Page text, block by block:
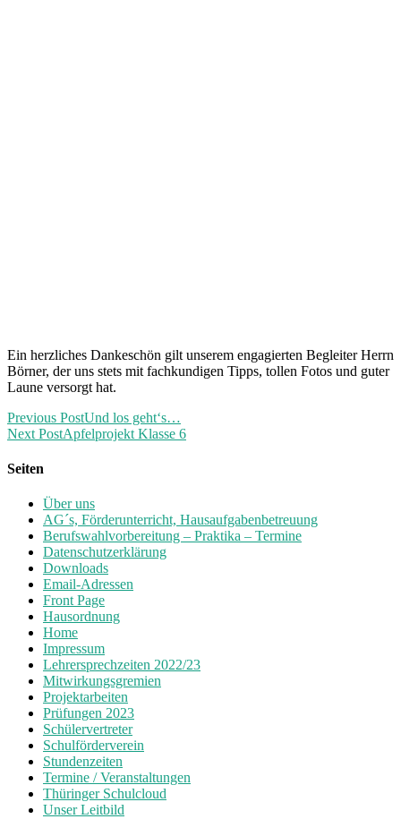
Ein herzliches Dankeschön gilt unserem engagierten Begleiter Herrn
Börner, der uns stets mit fachkundigen Tipps, tollen Fotos und guter
Laune versorgt hat.
Previous PostUnd los geht‘s…
Next PostApfelprojekt Klasse 6
Seiten
Über uns
AG´s, Förderunterricht, Hausaufgabenbetreuung
Berufswahlvorbereitung – Praktika – Termine
Datenschutzerklärung
Downloads
Email-Adressen
Front Page
Hausordnung
Home
Impressum
Lehrersprechzeiten 2022/23
Mitwirkungsgremien
Projektarbeiten
Prüfungen 2023
Schülervertreter
Schulförderverein
Stundenzeiten
Termine / Veranstaltungen
Thüringer Schulcloud
Unser Leitbild